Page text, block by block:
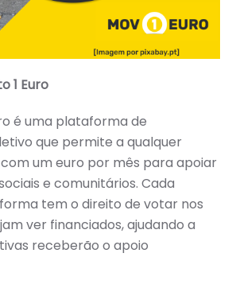
1 Euro
é uma plataforma de
que permite a qualquer
um euro por mês para apoiar
e comunitários. Cada
tem o direito de votar nos
ver financiados, ajudando a
receberão o apoio